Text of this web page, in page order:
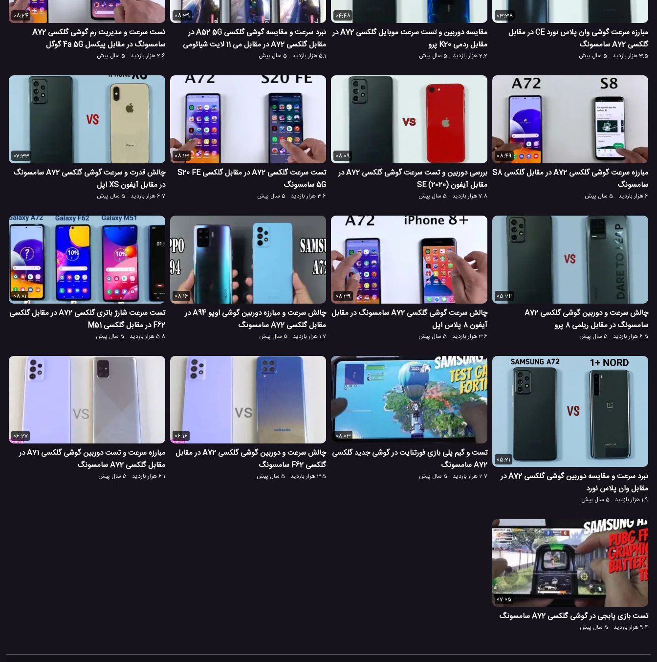
03:38
مبارزه سرعت گوشی وان پلاس نورد CE در مقابل
گلکسی A72 سامسونگ
3.5 هزار بازدید 5 سال پیش
04:48
مقایسه دوربین و تست سرعت موبایل گلکسی A72 در
مقابل ردمی K20 پرو
2.2 هزار بازدید 5 سال پیش
08:39
نبرد سرعت و مقایسه گوشی گلکسی A52 5G در
مقابل گلکسی A72 در مقابل می 11 لایت شیائومی
5.1 هزار بازدید 5 سال پیش
08:24
تست سرعت و مدیریت رم گوشی گلکسی A72
سامسونگ در مقابل پیکسل 4a 5G گوگل
2.6 هزار بازدید 5 سال پیش
08:49
مبارزه سرعت گوشی گلکسی A72 در مقابل گلکسی S8
سامسونگ
6 هزار بازدید 5 سال پیش
08:09
بررسی دوربین و تست سرعت گوشی گلکسی A72 در
مقابل آیفون SE (2020)
7.8 هزار بازدید 5 سال پیش
08:13
تست سرعت گلکسی A72 در مقابل گلکسی S20 FE
5G سامسونگ
3.6 هزار بازدید 5 سال پیش
07:33
چالش قدرت و سرعت گوشی گلکسی A72 سامسونگ
در مقابل آیفون XS اپل
6.7 هزار بازدید 5 سال پیش
05:24
چالش سرعت و دوربین گوشی گلکسی A72
سامسونگ در مقابل ریلمی 8 پرو
6.5 هزار بازدید 5 سال پیش
08:39
چالش سرعت گوشی گلکسی A72 سامسونگ در مقابل
آیفون 8 پلاس اپل
3.6 هزار بازدید 5 سال پیش
08:16
چالش سرعت و مبارزه دوربین گوشی اوپو A94 در
مقابل گلکسی A72 سامسونگ
1.7 هزار بازدید 5 سال پیش
08:01
تست سرعت شارژ باتری گلکسی A72 در مقابل گلکسی
F62 در مقابل گلکسی M51
5.8 هزار بازدید 5 سال پیش
05:21
نبرد سرعت و مقایسه دوربین گوشی گلکسی A72 در
مقابل وان پلاس نورد
1.9 هزار بازدید 5 سال پیش
08:03
تست و گیم پلی بازی فورتنایت در گوشی جدید گلکسی
A72 سامسونگ
2.7 هزار بازدید 5 سال پیش
06:16
چالش سرعت و دوربین گوشی گلکسی A72 در مقابل
گلکسی F62 سامسونگ
3.5 هزار بازدید 5 سال پیش
06:27
مبارزه سرعت و تست دوربین گوشی گلکسی A71 در
مقابل گلکسی A72 سامسونگ
6.1 هزار بازدید 5 سال پیش
07:05
تست بازی پابجی در گوشی گلکسی A72 سامسونگ
9.4 هزار بازدید 5 سال پیش